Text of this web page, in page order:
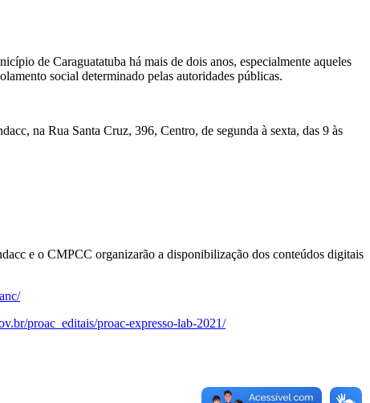
de Caraguatatuba há mais de dois anos, especialmente aqueles
social determinado pelas autoridades públicas.
na Rua Santa Cruz, 396, Centro, de segunda à sexta, das 9 às
e o CMPCC organizarão a disponibilização dos conteúdos digitais
proac_editais/proac-expresso-lab-2021/